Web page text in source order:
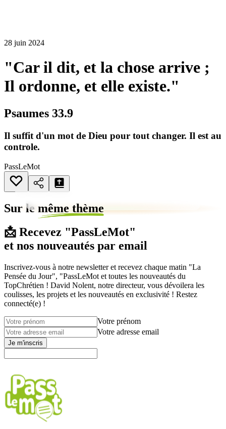
28 juin 2024
"Car il dit, et la chose arrive ;
Il ordonne, et elle existe."
Psaumes 33.9
Il suffit d'un mot de Dieu pour tout changer. Il est au
controle.
PassLeMot
Sur le même thème
📩 Recevez "PassLeMot"
et nos nouveautés par email
Inscrivez-vous à notre newsletter et recevez chaque matin "La
Pensée du Jour", "PassLeMot et toutes les nouveautés du
TopChrétien ! David Nolent, notre directeur, vous dévoilera les
coulisses, les projets et les nouveautés en exclusivité ! Restez
connecté(e) !
Votre prénom
Votre adresse email
Je m'inscris